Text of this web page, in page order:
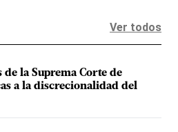
Ver todos
de la Suprema Corte de
a la discrecionalidad del